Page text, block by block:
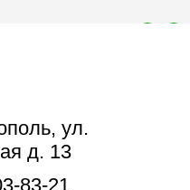
ул.
д. 13
83-21